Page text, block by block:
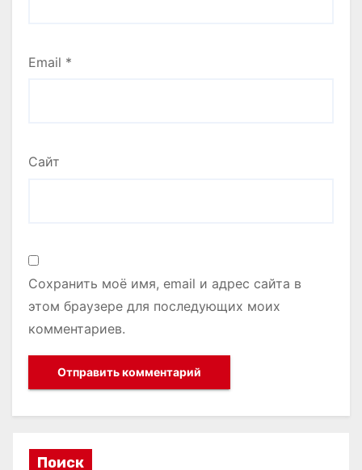
Email *
Сайт
Сохранить моё имя, email и адрес сайта в
этом браузере для последующих моих
комментариев.
Поиск